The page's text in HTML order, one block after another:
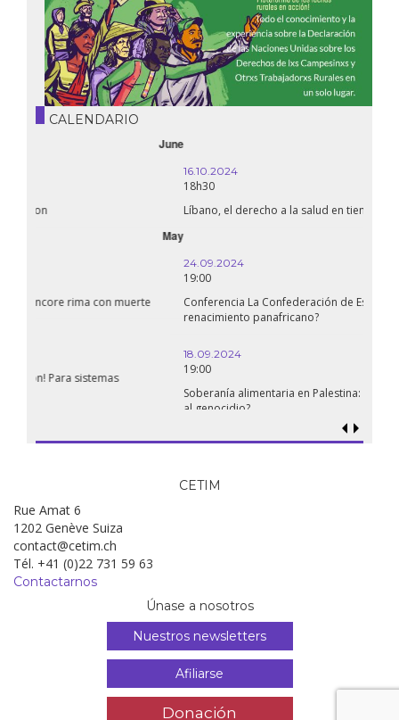
CALENDARIO
Líbano, el derecho a la salud en tiempos de guerra
Conferencia La Confederación de Estados del Sahel: ¿un
Soberanía alimentaria en Palestina: ¿qué perspectivas hay frente
Rue Amat 6
1202 Genève Suiza
contact@cetim.ch
Tél. +41 (0)22 731 59 63
Únase a nosotros
Nuestros newsletters
Afiliarse